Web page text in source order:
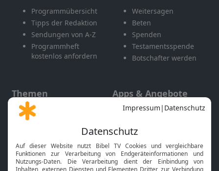
Programmübersicht
Tipps der Redaktion
Sendungen von A-Z
Programmheft
kostenlos anfordern
Weitersagen
Beten
Spenden
Testamentsspende
Botschafter werden
Themen
Gott und Bibel erklärt
Neuigkeiten
Apps & Angebote
Mobile App
Smart TV
HbbTV